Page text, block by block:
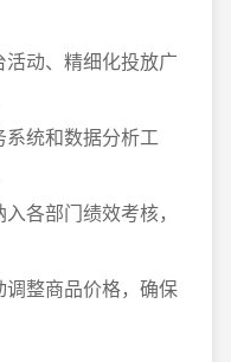
动、精细化投放广
统和数据分析工
各部门绩效考核，
整商品价格，确保